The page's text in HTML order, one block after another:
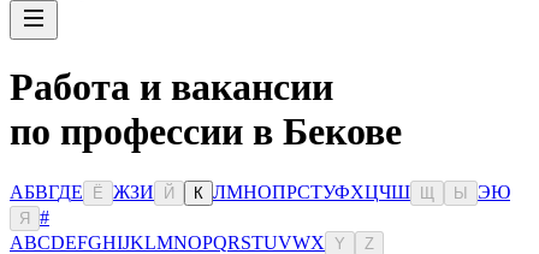
Работа и вакансии
по профессии в Бекове
АБВГДЕ Ё ЖЗИ Й К ЛМНОПРСТУФХЦЧШ Ы ЭЮ
Я
#
ABCDEFGHIJKLMNOPQRSTUVWX Y Z